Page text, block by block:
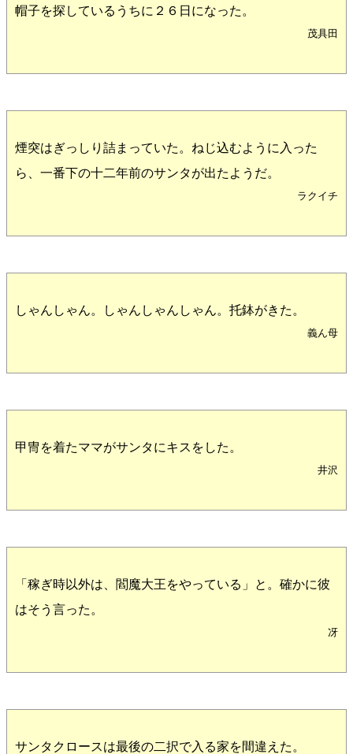
帽子を探しているうちに２６日になった。
茂具田
煙突はぎっしり詰まっていた。ねじ込むように入った
ら、一番下の十二年前のサンタが出たようだ。
ラクイチ
しゃんしゃん。しゃんしゃんしゃん。托鉢がきた。
義ん母
甲冑を着たママがサンタにキスをした。
井沢
「稼ぎ時以外は、閻魔大王をやっている」と。確かに彼
はそう言った。
冴
サンタクロースは最後の二択で入る家を間違えた。